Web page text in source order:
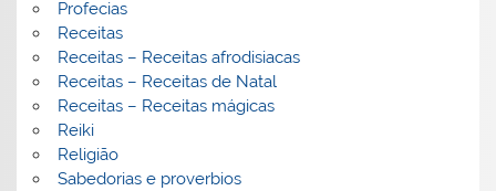
Profecias
Receitas
Receitas – Receitas afrodisiacas
Receitas – Receitas de Natal
Receitas – Receitas mágicas
Reiki
Religião
Sabedorias e proverbios